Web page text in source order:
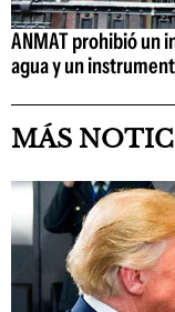
ANMAT prohibió un
agua y un
MÁS